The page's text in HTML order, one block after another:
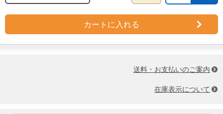
カートに入れる
送料・お支払いのご案内
在庫表示について